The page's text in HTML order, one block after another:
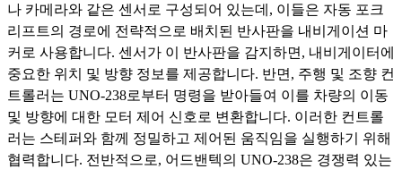
나 카메라와 같은 센서로 구성되어 있는데, 이들은 자동 포크
리프트의 경로에 전략적으로 배치된 반사판을 내비게이션 마
커로 사용합니다. 센서가 이 반사판을 감지하면, 내비게이터에
중요한 위치 및 방향 정보를 제공합니다. 반면, 주행 및 조향 컨
트롤러는 UNO-238로부터 명령을 받아들여 이를 차량의 이동
및 방향에 대한 모터 제어 신호로 변환합니다. 이러한 컨트롤
러는 스테퍼와 함께 정밀하고 제어된 움직임을 실행하기 위해
협력합니다. 전반적으로, 어드밴텍의 UNO-238은 경쟁력 있는